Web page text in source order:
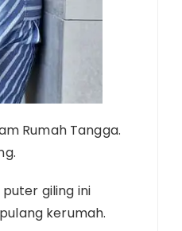
Rumah Tangga.
giling ini
kerumah.